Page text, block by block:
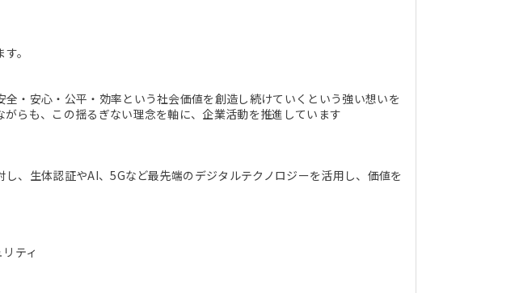
。
・安心・公平・効率という社会価値を創造し続けていくという強い想いを
らも、この揺るぎない理念を軸に、企業活動を推進しています
、生体認証やAI、5Gなど最先端のデジタルテクノロジーを活用し、価値を
ティ